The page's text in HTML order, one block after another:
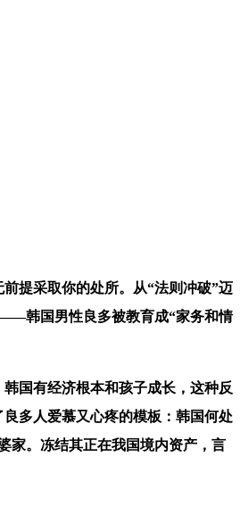
提采取你的处所。从“法则冲破”迈
韩国男性良多被教育成“家务和情
国有经济根本和孩子成长，这种反
多人爱慕又心疼的模板：韩国何处
家。冻结其正在我国境内资产，言